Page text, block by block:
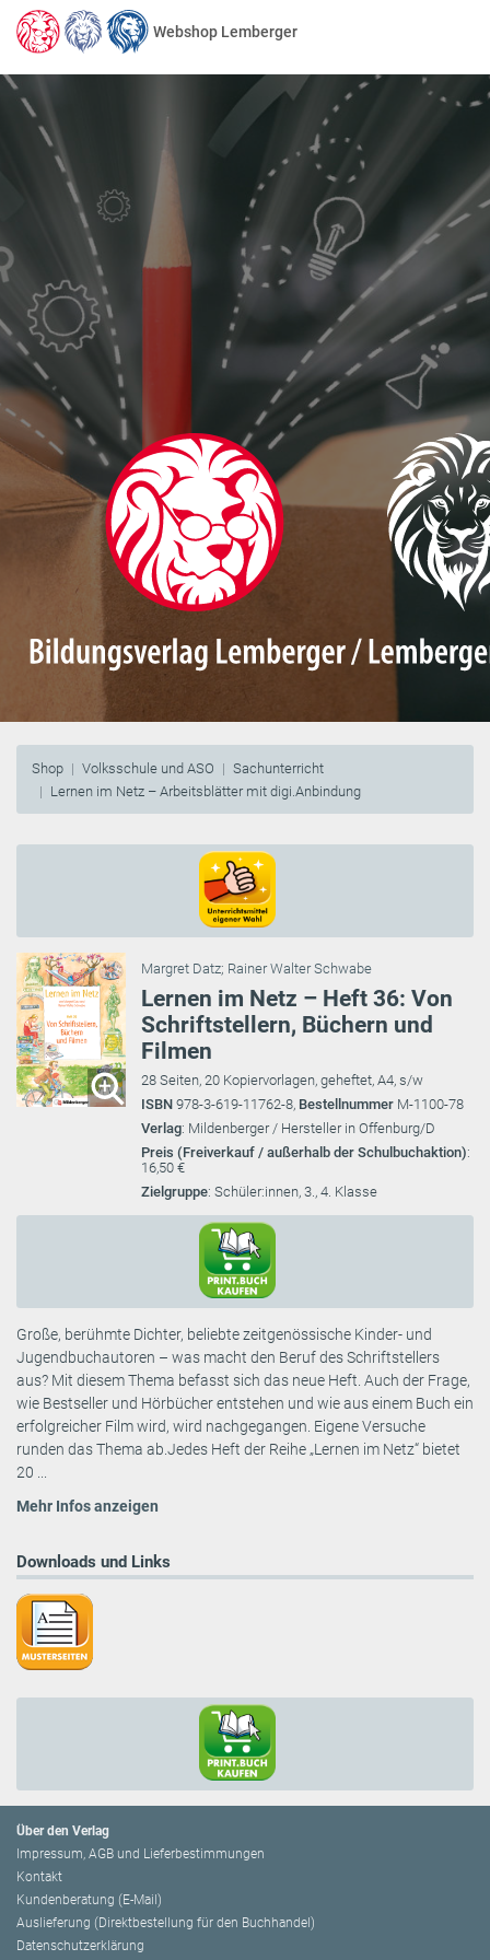
Webshop Lemberger
Shop Volksschule und ASO
Sachunterricht
Lernen im Netz – Arbeitsblätter mit digi.Anbindung
Margret Datz; Rainer Walter Schwabe
Lernen im Netz – Heft 36: Von
Schriftstellern, Büchern und
Filmen
28 Seiten, 20 Kopiervorlagen, geheftet, A4, s/w
ISBN 978-3-619-11762-8, Bestellnummer M-1100-78
Verlag: Mildenberger / Hersteller in Offenburg/D
Preis (Freiverkauf / außerhalb der Schulbuchaktion):
16,50 €
Zielgruppe: Schüler:innen, 3., 4. Klasse
Große, berühmte Dichter, beliebte zeitgenössische Kinder- und
Jugendbuchautoren – was macht den Beruf des Schriftstellers
aus? Mit diesem Thema befasst sich das neue Heft. Auch der Frage,
wie Bestseller und Hörbücher entstehen und wie aus einem Buch ein
erfolgreicher Film wird, wird nachgegangen. Eigene Versuche
runden das Thema ab.Jedes Heft der Reihe „Lernen im Netz“ bietet
20 ...
Mehr Infos anzeigen
Downloads und Links
Über den Verlag
Impressum, AGB und Lieferbestimmungen
Kontakt
Kundenberatung (E-Mail)
Auslieferung (Direktbestellung für den Buchhandel)
Datenschutzerklärung